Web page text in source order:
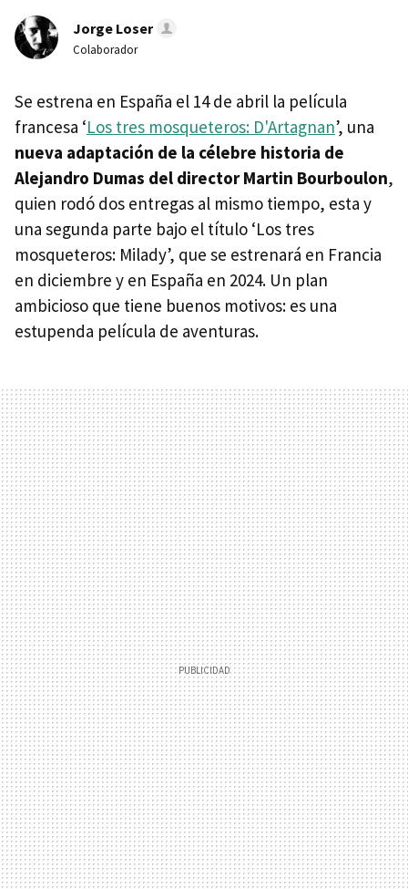
Jorge Loser
Colaborador
Se estrena en España el 14 de abril la película
francesa ‘Los tres mosqueteros: D'Artagnan’, una
nueva adaptación de la célebre historia de
Alejandro Dumas del director Martin Bourboulon,
quien rodó dos entregas al mismo tiempo, esta y
una segunda parte bajo el título ‘Los tres
mosqueteros: Milady’, que se estrenará en Francia
en diciembre y en España en 2024. Un plan
ambicioso que tiene buenos motivos: es una
estupenda película de aventuras.